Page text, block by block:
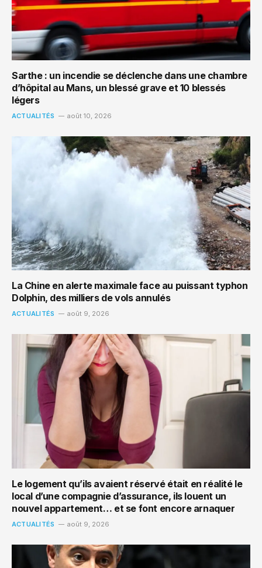
Sarthe : un incendie se déclenche dans une chambre
d’hôpital au Mans, un blessé grave et 10 blessés
légers
ACTUALITÉS août 10, 2026
La Chine en alerte maximale face au puissant typhon
Dolphin, des milliers de vols annulés
ACTUALITÉS août 9, 2026
Le logement qu’ils avaient réservé était en réalité le
local d’une compagnie d’assurance, ils louent un
nouvel appartement… et se font encore arnaquer
ACTUALITÉS août 9, 2026